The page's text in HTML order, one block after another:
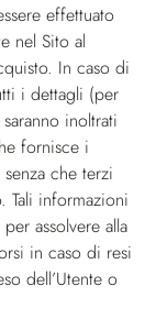
effettuato
nel Sito al
In caso di
i dettagli (per
inoltrati
fornisce i
che terzi
Tali informazioni
assolvere alla
in caso di resi
dell’Utente o